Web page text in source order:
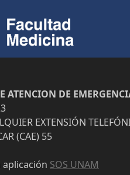
ATENCION DE
EXTENSIÓN
(CAE) 55
aplicación SOS UNAM